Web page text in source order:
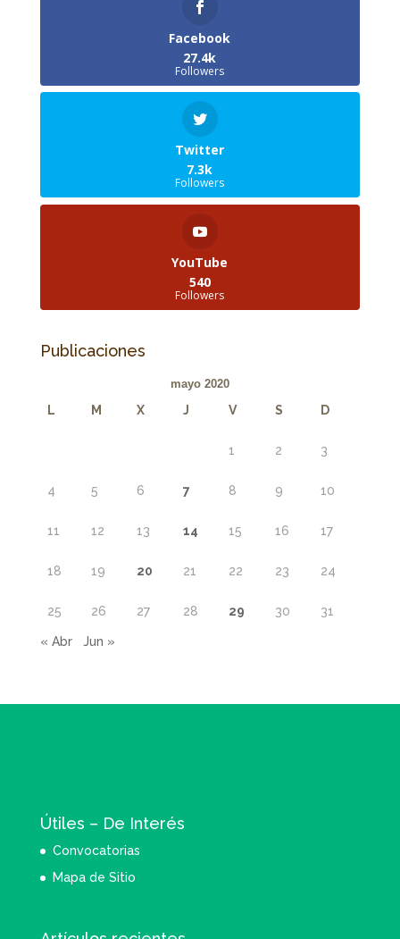
Facebook
27.4k
Followers
Twitter
7.3k
Followers
YouTube
540
Followers
Publicaciones
mayo 2020
L M X J V S D
1 2 3
4 5 6 7 8 9 10
11 12 13 14 15 16 17
18 19 20 21 22 23 24
25 26 27 28 29 30 31
« Abr Jun »
Útiles – De Interés
Convocatorias
Mapa de Sitio